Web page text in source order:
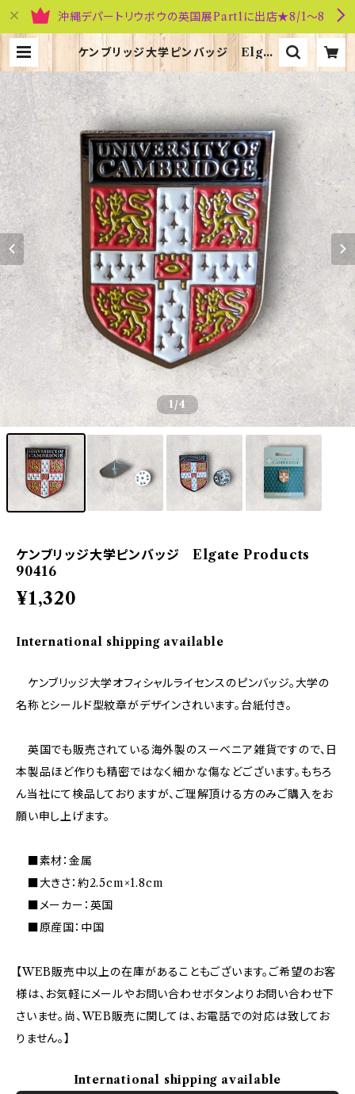
沖縄デパートリウボウの英国展Part1に出店★8/1～8
ケンブリッジ大学ピンバッジ Elgat
e Products 90416 | 英国雑貨専
門店ブリティッシュ・ライフ
1 /4
ケンブリッジ大学ピンバッジ Elgate Products
90416
¥1,320
International shipping available
ケンブリッジ大学オフィシャルライセンスのピンバッジ。大学の
名称とシールド型紋章がデザインされいます。台紙付き。
英国でも販売されている海外製のスーベニア雑貨ですので、日
本製品ほど作りも精密ではなく細かな傷などございます。もちろ
ん当社にて検品しておりますが、ご理解頂ける方のみご購入をお
願い申し上げます。
■素材：金属
■大きさ：約2.5cm×1.8cm
■メーカー：英国
■原産国：中国
【WEB販売中以上の在庫があることもございます。ご希望のお客
様は、お気軽にメールやお問い合わせボタンよりお問い合わせ下
さいませ。尚、WEB販売に関しては、お電話での対応は致してお
りません。】
International shipping available